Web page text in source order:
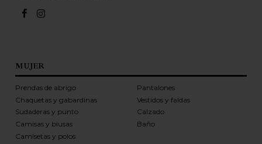
MUJER
Prendas de abrigo
Chaquetas y gabardinas
Sudaderas y punto
Camisas y blusas
Camisetas y polos
Pantalones
Vestidos y faldas
Calzado
Baño